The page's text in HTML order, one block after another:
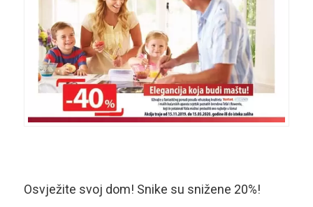
Osvježite svoj dom! Snike su snižene 20%!